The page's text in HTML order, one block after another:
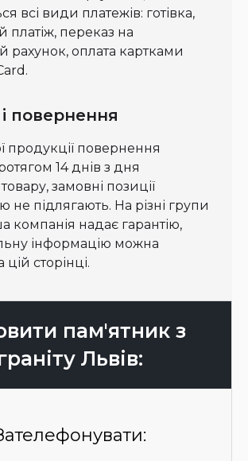
всі види платежів: готівка,
платіж, переказ на
рахунок, оплата картками
і повернення
продукції повернення
14 днів з дня
замовні позиції
не підлягають. На різні групи
компанія надає гарантію,
інформацію можна
сторінці.
пам'ятник з
Львів: